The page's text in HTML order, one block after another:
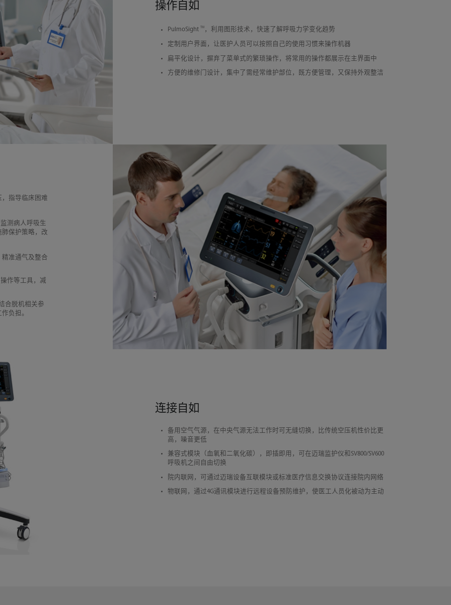
操作自如
PulmoSight TM ，利用图形技术，快速了解呼吸力学变化趋势
定制用户界面，让医护人员可以按照自己的使用习惯来操作机器
扁平化设计，摒弃了菜单式的繁琐操作，将常用的操作都展示在主界面中
方便的维修门设计，集中了需经常维护部位，既方便管理，又保持外观整洁
指导临床困难
测病人呼吸生
保护策略，改
准通气及整合
作等工具，减
合脱机相关参
负担。
连接自如
备用空气气源，在中央气源无法工作时可无缝切换，比传统空压机性价比更
高，噪音更低
兼容式模块（血氧和二氧化碳），即插即用，可在迈瑞监护仪和SV800/SV600
呼吸机之间自由切换
院内联网，可通过迈瑞设备互联模块或标准医疗信息交换协议连接院内网络
物联网，通过4G通讯模块进行远程设备预防维护，使医工人员化被动为主动